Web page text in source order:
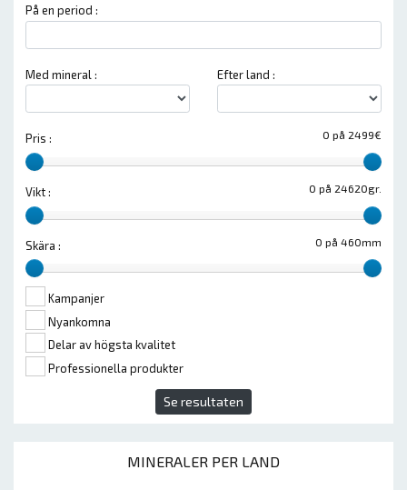
På en period :
Med mineral : Efter land :
0 på 2499€
Pris :
0 på 24620gr.
Vikt :
0 på 460mm
Skära :
Kampanjer
Nyankomna
Delar av högsta kvalitet
Professionella produkter
Se resultaten
MINERALER PER LAND